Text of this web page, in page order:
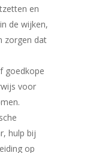
en
de wijken,
zorgen dat
goedkope
voor
hulp bij
op